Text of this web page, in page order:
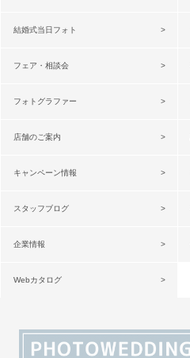
結婚式当日フォト
フェア・相談会
フォトグラファー
店舗のご案内
キャンペーン情報
スタッフブログ
企業情報
Webカタログ